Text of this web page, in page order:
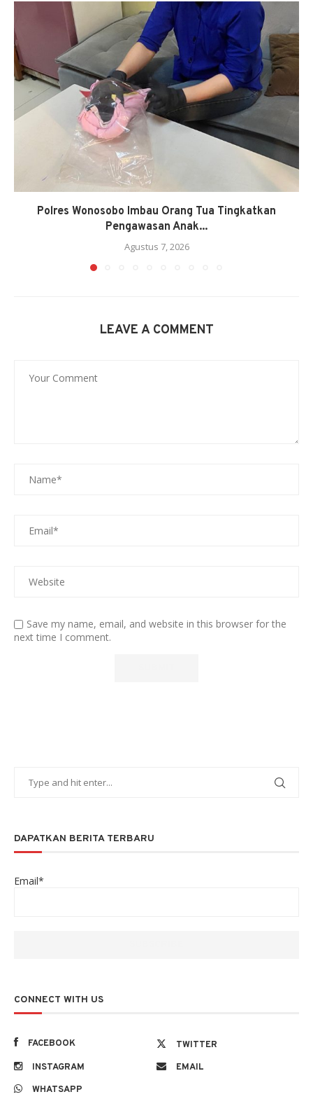
Polres Wonosobo Imbau Orang Tua Tingkatkan
Pengawasan Anak...
Agustus 7, 2026
LEAVE A COMMENT
Save my name, email, and website in this browser for the
next time I comment.
DAPATKAN BERITA TERBARU
Email*
CONNECT WITH US
FACEBOOK
TWITTER
INSTAGRAM
EMAIL
WHATSAPP